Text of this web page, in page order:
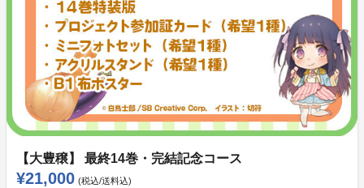
【大豊穣】 最終14巻・完結記念コース
¥21,000 (税込/送料込)